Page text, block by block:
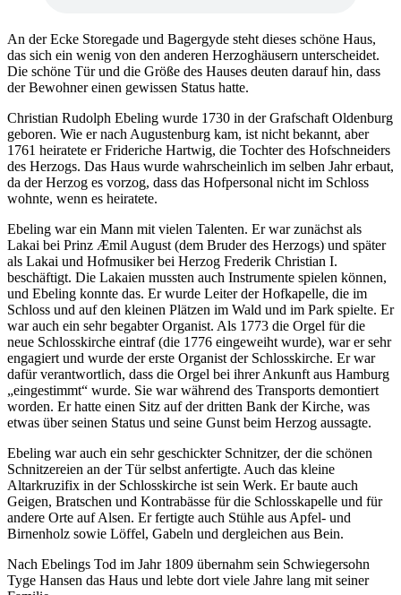
An der Ecke Storegade und Bagergyde steht dieses schöne Haus,
das sich ein wenig von den anderen Herzoghäusern unterscheidet.
Die schöne Tür und die Größe des Hauses deuten darauf hin, dass
der Bewohner einen gewissen Status hatte.
Christian Rudolph Ebeling wurde 1730 in der Grafschaft Oldenburg
geboren. Wie er nach Augustenburg kam, ist nicht bekannt, aber
1761 heiratete er Frideriche Hartwig, die Tochter des Hofschneiders
des Herzogs. Das Haus wurde wahrscheinlich im selben Jahr erbaut,
da der Herzog es vorzog, dass das Hofpersonal nicht im Schloss
wohnte, wenn es heiratete.
Ebeling war ein Mann mit vielen Talenten. Er war zunächst als
Lakai bei Prinz Æmil August (dem Bruder des Herzogs) und später
als Lakai und Hofmusiker bei Herzog Frederik Christian I.
beschäftigt. Die Lakaien mussten auch Instrumente spielen können,
und Ebeling konnte das. Er wurde Leiter der Hofkapelle, die im
Schloss und auf den kleinen Plätzen im Wald und im Park spielte. Er
war auch ein sehr begabter Organist. Als 1773 die Orgel für die
neue Schlosskirche eintraf (die 1776 eingeweiht wurde), war er sehr
engagiert und wurde der erste Organist der Schlosskirche. Er war
dafür verantwortlich, dass die Orgel bei ihrer Ankunft aus Hamburg
„eingestimmt“ wurde. Sie war während des Transports demontiert
worden. Er hatte einen Sitz auf der dritten Bank der Kirche, was
etwas über seinen Status und seine Gunst beim Herzog aussagte.
Ebeling war auch ein sehr geschickter Schnitzer, der die schönen
Schnitzereien an der Tür selbst anfertigte. Auch das kleine
Altarkruzifix in der Schlosskirche ist sein Werk. Er baute auch
Geigen, Bratschen und Kontrabässe für die Schlosskapelle und für
andere Orte auf Alsen. Er fertigte auch Stühle aus Apfel- und
Birnenholz sowie Löffel, Gabeln und dergleichen aus Bein.
Nach Ebelings Tod im Jahr 1809 übernahm sein Schwiegersohn
Tyge Hansen das Haus und lebte dort viele Jahre lang mit seiner